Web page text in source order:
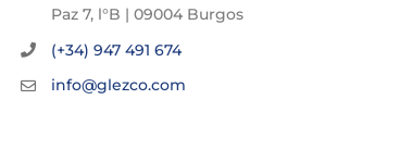
Paz 7, l°B | 09004 Burgos
(+34) 947 491 674
info@glezco.com